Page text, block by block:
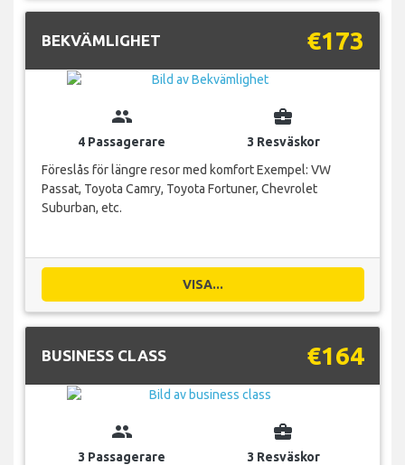
BEKVÄMLIGHET €173
group
4 Passagerare
business_center
3 Resväskor
Föreslås för längre resor med komfort Exempel: VW
Passat, Toyota Camry, Toyota Fortuner, Chevrolet
Suburban, etc.
VISA...
BUSINESS CLASS €164
group
3 Passagerare
business_center
3 Resväskor